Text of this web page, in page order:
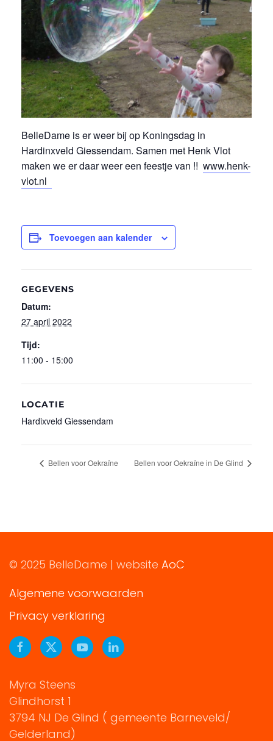
BelleDame is er weer bij op Koningsdag in
Hardinxveld Giessendam. Samen met Henk Vlot
maken we er daar weer een feestje van !! www.henk-
vlot.nl
Toevoegen aan kalender
GEGEVENS
Datum:
27 april 2022
Tijd:
11:00 - 15:00
LOCATIE
Hardixveld Giessendam
Bellen voor Oekraïne Bellen voor Oekraïne in De Glind
© 2025 BelleDame | website AoC
Algemene voorwaarden
Privacy verklaring
Myra Steens
Glindhorst 1
3794 NJ De Glind ( gemeente Barneveld/
Gelderland)